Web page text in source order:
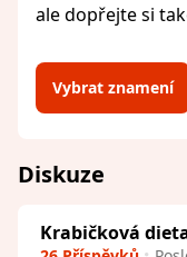
ale dopřejte si
Vybrat znamení
Diskuze
Krabičková